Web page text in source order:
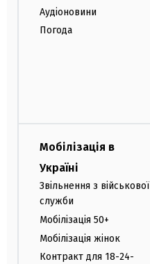
Аудіоновини
Погода
Мобілізація в
Україні
Звільнення з військової
служби
Мобілізація 50+
Мобілізація жінок
Контракт для 18-24-